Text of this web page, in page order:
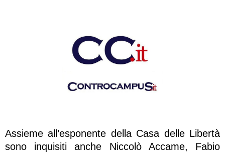
Assieme all’esponente della Casa delle Libertà
sono inquisiti anche Niccolò Accame, Fabio